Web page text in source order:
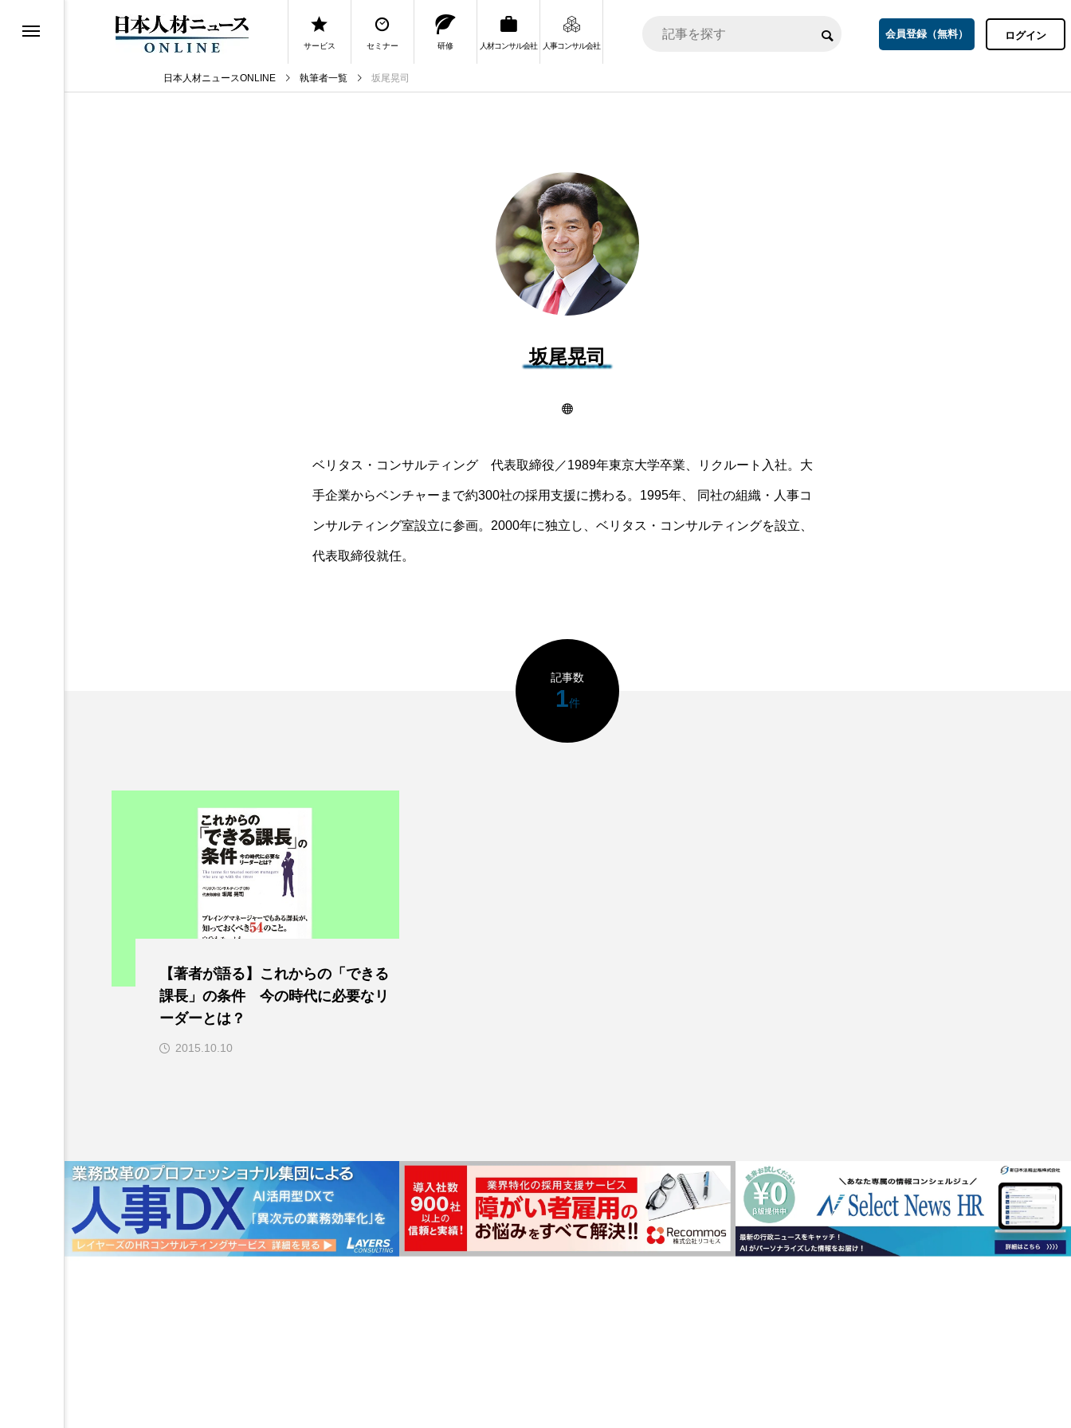
サービス セミナー 研修 人材コンサル会社 人事コンサル会社
日本人材ニュースONLINE 執筆者一覧 坂尾晃司
会員登録（無料） ログイン
坂尾晃司
ベリタス・コンサルティング 代表取締役／1989年東京大学卒業、リクルート入社。大
手企業からベンチャーまで約300社の採用支援に携わる。1995年、 同社の組織・人事コ
ンサルティング室設立に参画。2000年に独立し、ベリタス・コンサルティングを設立、
代表取締役就任。
記事数
1件
【著者が語る】これからの「できる
課長」の条件 今の時代に必要なリ
ーダーとは？
2015.10.10